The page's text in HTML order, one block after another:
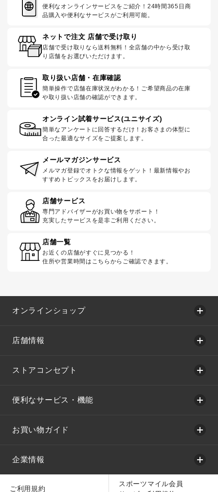
便利なオンラインサービスをご紹介！24時間365日商
品購入や便利なサービスがご利用可能。
ネットで注文 店舗で受け取り
店舗で受け取りなら送料無料！全店舗の中から受け取
り店舗をお選びいただけます。
取り扱い店舗・在庫確認
簡単操作で店舗在庫状況がわかる！ご希望商品の在庫
や取り扱い店舗の確認ができます。
オンライン試着サービス(ユニサイズ)
簡単なアンケートに回答するだけ！お客さまの体型に
合った最適なサイズをご提案します。
メールマガジンサービス
メルマガ登録でオトクな情報をゲット！最新情報やお
すすめトピックスをお届けします。
店舗サービス
専門アドバイザーがお買い物をサポート！
充実したサービスを是非ご利用ください。
店舗一覧
お近くの店舗がすぐに見つかる！
住所や営業時間はこちらからご確認できます。
オンラインショップ
店舗情報
ストアコンセプト
便利なサービス・機能
お買い物ガイド
企業情報
ご利用規約
スポーツマイル会員